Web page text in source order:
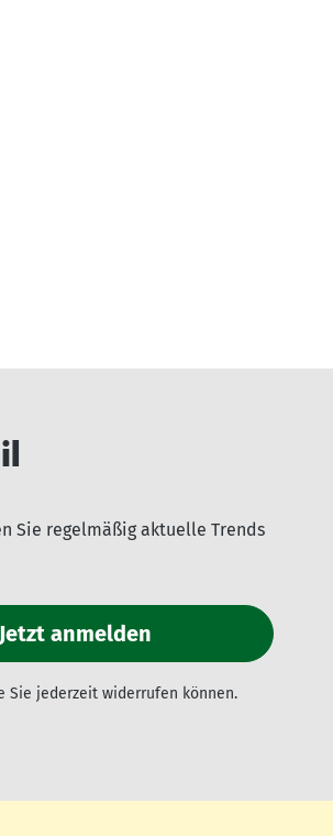
Sie regelmäßig aktuelle Trends
Sie jederzeit widerrufen können.